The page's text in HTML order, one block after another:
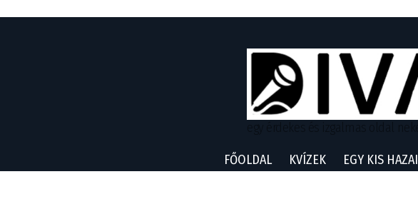
FŐOLDAL KVÍZEK EGY KIS HAZAI